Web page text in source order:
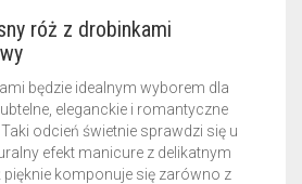
róż z drobinkami
będzie idealnym wyborem dla
eleganckie i romantyczne
odcień świetnie sprawdzi się u
efekt manicure z delikatnym
pięknie komponuje się zarówno z